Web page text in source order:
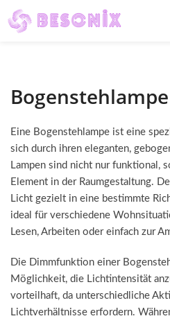
Eine Bogenstehlampe ist eine
sich durch ihren eleganten,
Lampen sind nicht nur funktional,
Element in der Raumgestaltung.
Licht gezielt in eine bestimmte
ideal für verschiedene
Lesen, Arbeiten oder einfach zur
Die Dimmfunktion einer
Möglichkeit, die Lichtintensität
vorteilhaft, da unterschiedliche
Lichtverhältnisse erfordern.